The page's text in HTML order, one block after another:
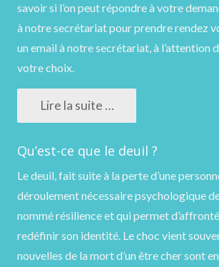
savoir si l’on peut répondre à votre
à notre secrétariat pour prendre rendez
un email à notre secrétariat, à l’attention
votre choix.
Lire la suite …
Qu’est-ce que le deuil ?
Le deuil, fait suite à la perte d’une
déroulement nécessaire psychologique
nommé résilience et qui permet
redéfinir son identité. Le choc vient
nouvelles de la mort d’un être cher sont